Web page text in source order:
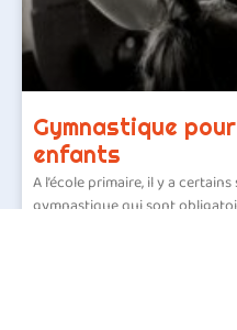
Gymnastique
enfants
A l’école primaire, il y a
gymnastique qui sont